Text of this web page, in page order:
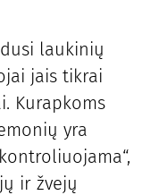
laukinių
jais tikrai
Kurapkoms
yra
ir žvejų